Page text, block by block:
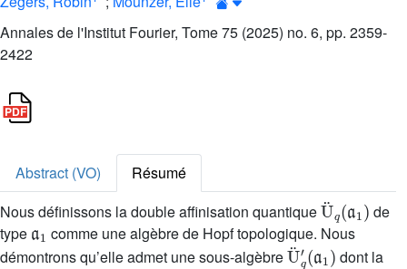
Annales de l'Institut Fourier, Tome 75 (2025) no. 6, pp. 2359-
2422
Abstract (VO)
Résumé
Nous définissons la double affinisation quantique
U¨q(a1)
de
type
a1
comme une algèbre de Hopf topologique. Nous
démontrons qu’elle admet une sous-algèbre
U¨q′
(a1)
dont la